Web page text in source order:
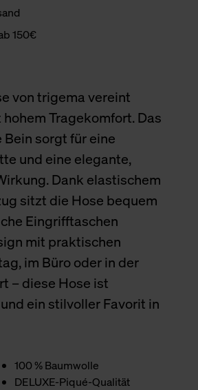
150€
von trigema vereint
Tragekomfort. Das
sorgt für eine
und eine elegante,
Dank elastischem
sitzt die Hose bequem
Eingrifftaschen
mit praktischen
im Büro oder in der
– diese Hose ist
ein stilvoller Favorit in
100 % Baumwolle
DELUXE-Piqué-Qualität